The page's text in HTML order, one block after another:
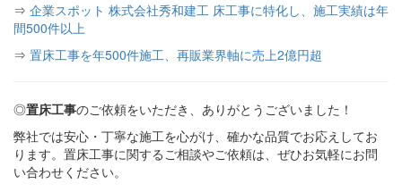
⇒ 企業スポット 株式会社秀和建工 床工事に特化し、施工実績は年
間500件以上
⇒ 置床工事を年500件施工、再販業界軸に売上2億円超
◎置床工事のご依頼をいただき、ありがとうございました！
弊社では安心・丁寧な施工を心がけ、確かな品質でお応えしてお
ります。置床工事に関するご相談やご依頼は、ぜひお気軽にお問
い合わせください。